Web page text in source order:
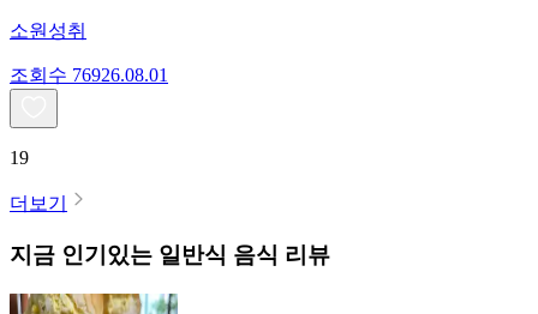
소원성취
조회수 76926.08.01
19
더보기
지금 인기있는 일반식 음식 리뷰